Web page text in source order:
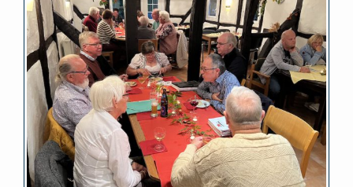
grösseres
Bild